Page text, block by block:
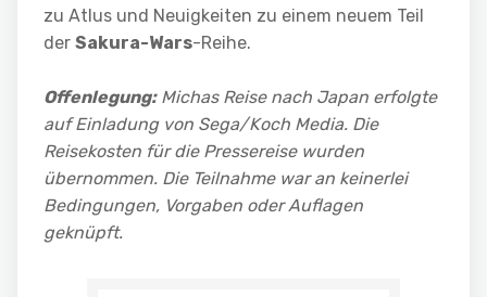
zu Atlus und Neuigkeiten zu einem neuem Teil
der Sakura-Wars-Reihe.
Offenlegung:Michas Reise nach Japan erfolgte
auf Einladung von Sega/Koch Media. Die
Reisekosten für die Pressereise wurden
übernommen. Die Teilnahme war an keinerlei
Bedingungen, Vorgaben oder Auflagen
geknüpft.